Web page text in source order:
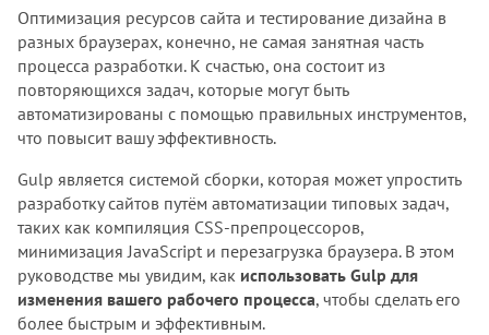
Оптимизация ресурсов сайта и тестирование дизайна в
разных браузерах, конечно, не самая занятная часть
процесса разработки. К счастью, она состоит из
повторяющихся задач, которые могут быть
автоматизированы с помощью правильных инструментов,
что повысит вашу эффективность.
Gulp является системой сборки, которая может упростить
разработку сайтов путём автоматизации типовых задач,
таких как компиляция CSS-препроцессоров,
минимизация JavaScript и перезагрузка браузера. В этом
руководстве мы увидим, как использовать Gulp для
изменения вашего рабочего процесса, чтобы сделать его
более быстрым и эффективным.